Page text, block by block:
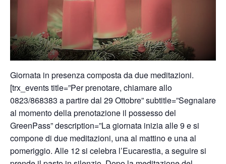
Giornata in presenza composta da due meditazioni.
[trx_events title=”Per prenotare, chiamare allo
0823/868383 a partire dal 29 Ottobre” subtitle=”Segnalare
al momento della prenotazione il possesso del
GreenPass” description=”La giornata inizia alle 9 e si
compone di due meditazioni, una al mattino e una al
pomeriggio. Alle 12 si celebra l’Eucarestia, a seguire si